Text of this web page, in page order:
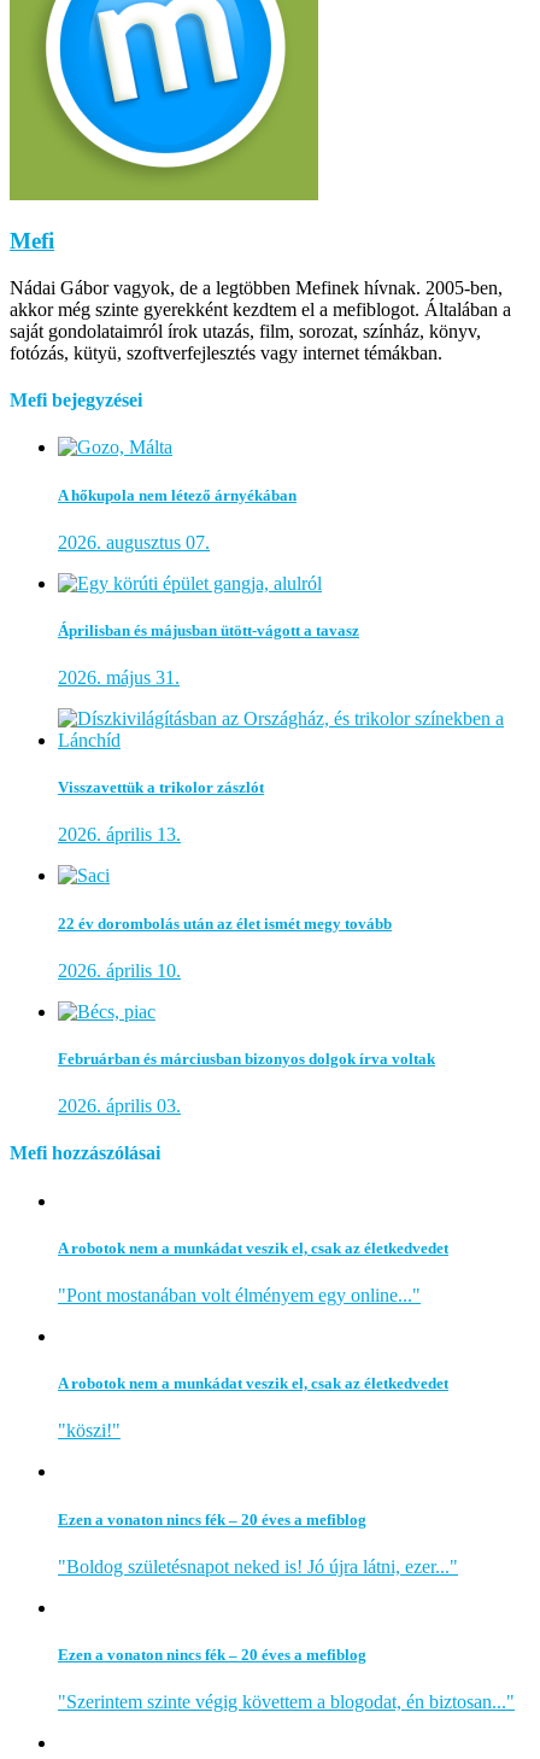
Mefi
Nádai Gábor vagyok, de a legtöbben Mefinek hívnak. 2005-ben,
akkor még szinte gyerekként kezdtem el a mefiblogot. Általában a
saját gondolataimról írok utazás, film, sorozat, színház, könyv,
fotózás, kütyü, szoftverfejlesztés vagy internet témákban.
Mefi bejegyzései
A hőkupola nem létező árnyékában
2026. augusztus 07.
Áprilisban és májusban ütött-vágott a tavasz
2026. május 31.
Visszavettük a trikolor zászlót
2026. április 13.
22 év dorombolás után az élet ismét megy tovább
2026. április 10.
Februárban és márciusban bizonyos dolgok írva voltak
2026. április 03.
Mefi hozzászólásai
A robotok nem a munkádat veszik el, csak az életkedvedet
"Pont mostanában volt élményem egy online..."
A robotok nem a munkádat veszik el, csak az életkedvedet
"köszi!"
Ezen a vonaton nincs fék – 20 éves a mefiblog
"Boldog születésnapot neked is! Jó újra látni, ezer..."
Ezen a vonaton nincs fék – 20 éves a mefiblog
"Szerintem szinte végig követtem a blogodat, én biztosan..."